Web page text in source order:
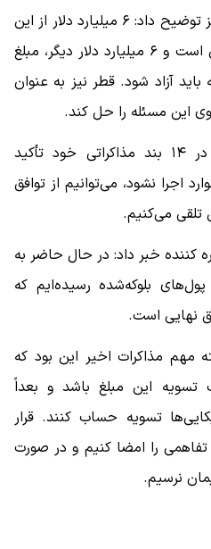
آجرلو درباره ترکیب این مبلغ نیز توضیح داد: ۶ میلیارد دلار از این
مبلغ، پول بلوکه‌شده قبلی ایران است و ۶ میلیارد دلار دیگر، مبلغ
آزاد شود. قطر نیز به عنوان
این مسئله را حل کند.
وی در پایان تأکید کرد: ما در ۱۴ بند مذاکراتی خود تأکید
اجرا نشود، می‌توانیم از توافق
تلقی می‌کنیم.
کننده خبر داد: در حال حاضر به
بلوکه‌شده رسیده‌ایم که
نهایی است.
مهم مذاکرات اخیر این بود که
این مبلغ باشد و بعداً
تسویه حساب کنند. قرار
را امضا کنیم و در صورت
نرسیم.